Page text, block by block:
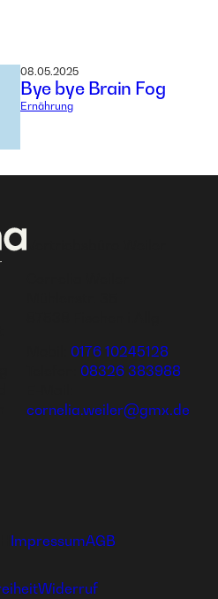
08.05.2025
Bye bye Brain Fog
Ernährung
0176 10245128
08326 383988
cornelia.weiler@gmx.de
ImpressumAGB
Widerruf